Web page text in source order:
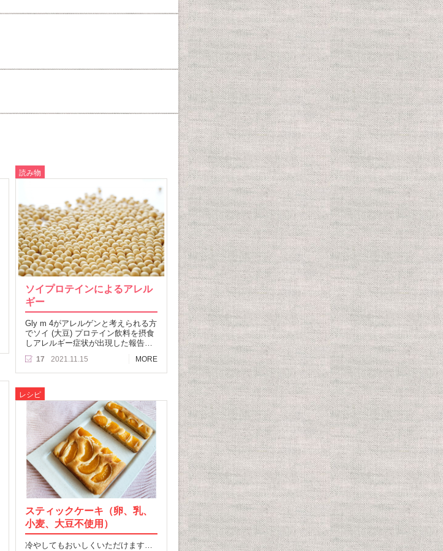
読み物
ソイプロテインによるアレル
ギー
Gly m 4がアレルゲンと考えられる方
でソイ (大豆) プロテイン飲料を摂食
しアレルギー症状が出現した報告…
17 2021.11.15
MORE
レシピ
スティックケーキ（卵、乳、
小麦、大豆不使用）
冷やしてもおいしくいただけます…